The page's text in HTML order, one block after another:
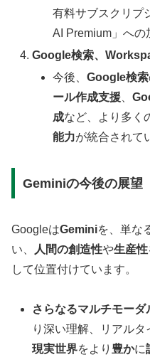
有料サブスクリプ
AI Premium」への
Google検索、
今後、Google検索
ール作成支援 、
成など、より多く
能力が統合されて
Geminiの今後の展望
GoogleはGeminiを、単な
い、
人間の創造性や生産性
して位置付けています。
さらなるマルチモーダ
り深い理解、リアルタ
現実世界をより 豊かに